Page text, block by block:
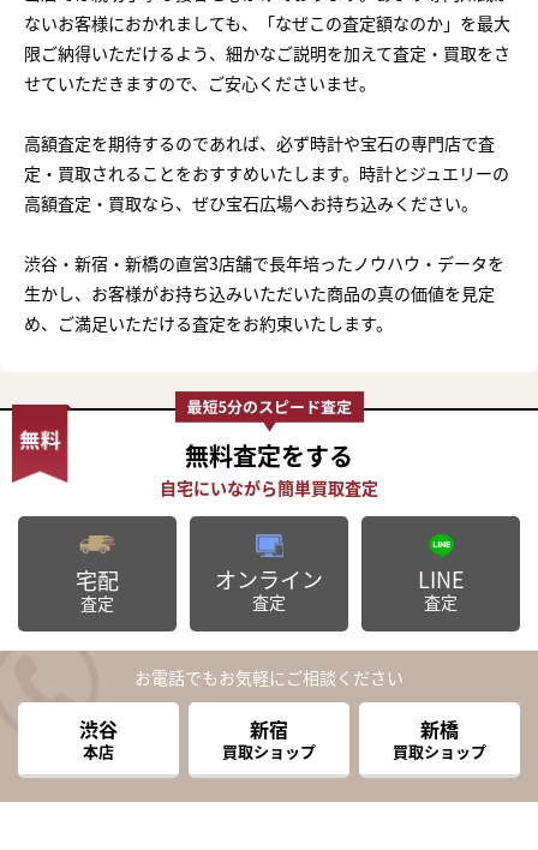
ないお客様におかれましても、「なぜこの査定額なのか」を最大
限ご納得いただけるよう、細かなご説明を加えて査定・買取をさ
せていただきますので、ご安心くださいませ。
高額査定を期待するのであれば、必ず時計や宝石の専門店で査
定・買取されることをおすすめいたします。時計とジュエリーの
高額査定・買取なら、ぜひ宝石広場へお持ち込みください。
渋谷・新宿・新橋の直営3店舗で長年培ったノウハウ・データを
生かし、お客様がお持ち込みいただいた商品の真の価値を見定
め、ご満足いただける査定をお約束いたします。
無料査定をする
宅配
査定
オンライン
査定
LINE
査定
お電話でもお気軽にご相談ください
渋谷
本店
新宿
買取ショップ
新橋
買取ショップ